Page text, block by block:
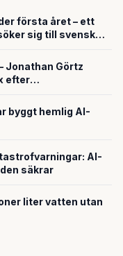
första året – ett
sig till svensk
Jonathan Görtz
efter
byggt hemlig AI-
AI-
säkrar
liter vatten utan